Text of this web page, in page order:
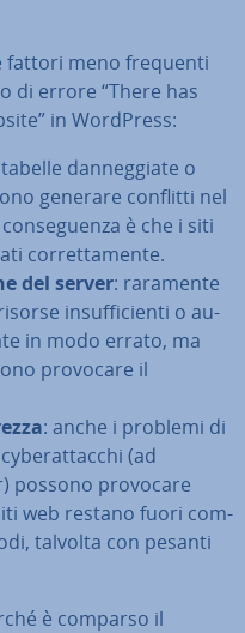
fattori meno frequenti
di errore “There has
in WordPress:
dan­neg­gia­te o
generare conflitti nel
è che i siti
cor­ret­ta­men­te.
del server: raramente
in­suf­fi­cien­ti o au­
in modo errato, ma
provocare il
: anche i problemi di
(ad
possono provocare
web restano fuori com­
talvolta con pesanti
è comparso il